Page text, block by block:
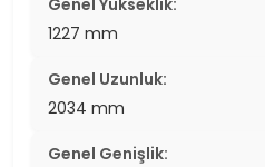
Genel Yükseklik:
1227 mm
Genel Uzunluk:
2034 mm
Genel Genişlik: